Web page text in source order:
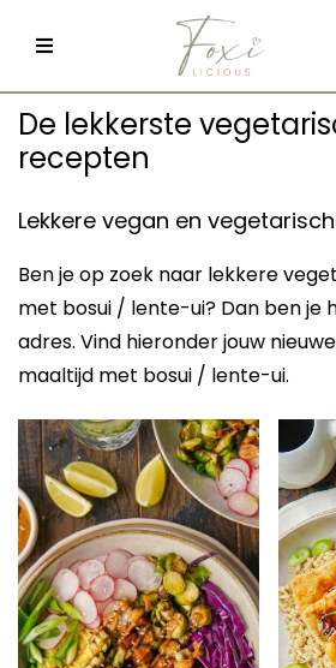
kleding
De lekkerste
recepten
Lekkere vegan en
Ben je op zoek naar lekkere
met bosui / lente-ui? Dan ben je
adres. Vind hieronder jouw
maaltijd met bosui / lente-ui.